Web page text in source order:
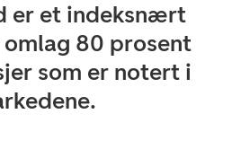
er et indeksnært
80 prosent
som er notert i